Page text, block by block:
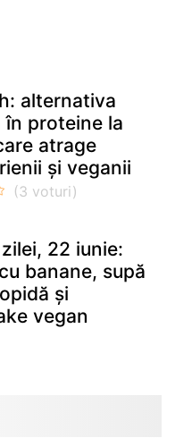
alternativa
în proteine la
atrage
și veganii
22 iunie:
banane, supă
și
vegan